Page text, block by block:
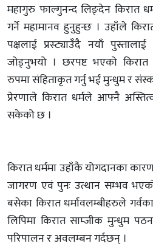
महागुरु फाल्गुनन्द लिङ्देन किरात
गर्ने महामानव हुनुहुन्छ । उहाँले
पक्षलाई प्रस्ट्याउँदै नयाँ
जोड्नुभयो । छरपष्ट भएको
रुपमा संहिताकृत गर्नु भई मुन्धुम र
प्रेरणाले किरात धर्मले आफ्नै
सकेको छ ।
किरात धर्ममा उहाँकै योगदानका
जागरण एवं पुनः उत्थान सम्भव
बसेका किरात धर्मावलम्बीहरुले
लिपिमा किरात साम्जीक मुन्धुम
परिपालन र अवलम्बन गर्दछन् ।